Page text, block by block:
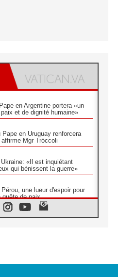
en Argentine portera «un
et de dignité humaine»
en Uruguay renforcera
affirme Mgr Tróccoli
Ukraine: «Il est inquiétant
qui bénissent la guerre»
Pérou, une lueur d'espoir pour
quête de paix
en Afrique vers